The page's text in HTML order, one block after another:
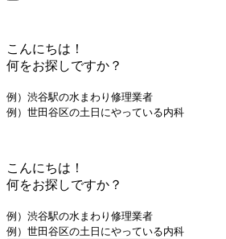
こんにちは！
何をお探しですか？
例）渋谷駅の水まわり修理業者
例）世田谷区の土日にやっている内科
こんにちは！
何をお探しですか？
例）渋谷駅の水まわり修理業者
例）世田谷区の土日にやっている内科